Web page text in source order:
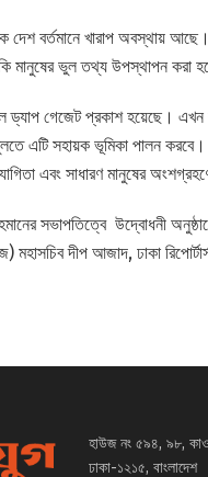
বর্তমানে খারাপ অবস্থায় আছে।
মানুষের ভুল তথ্য উপস্থাপন করা
ড্যাপ গেজেট প্রকাশ হয়েছে।
এটি সহায়ক ভূমিকা পালন
এবং সাধারণ মানুষের
সভাপতিত্বে উদ্বোধনী
মহাসচিব দীপ আজাদ, ঢাকা
হাউজ নং ৫৯৪, ৯৮,
ঢাকা-১২১৫, বাংলাদেশ